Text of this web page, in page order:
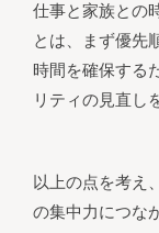
仕事と家族との
とは、まず優先
時間を確保する
リティの見直し
以上の点を考え
の集中力につな